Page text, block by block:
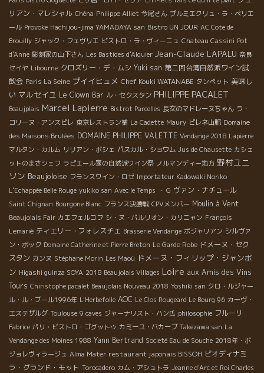
リアン・マレシャル Chéna Philippe Alliet 今尾さん プルミエクリュ・ラ・ペリエ
ール Provoke Hachijou-jima YAMADAYA san Bistro UN JOUR AC Cote de
Brouilly ジャック・フェヴリエ ビストロ・ラ・ヴィーニュ Chateau Cassini Pot
d'Anne 彫刻家の山下さん Les Bastides d'Alquier Jean-Claude LAPALU 奈良
セイヤ Libourne クロズリー・デ・ムシ Yuki san 第二回台湾自然派ワイン試
飲会 Paris La Seine プイイヒュメ Chef Kouki WATANABE タンペット 美味し
い マルセイユ Le Clown Bar ル・セクスタン PHILIPPE PACALET
Beaujplais Marcel Lapierre Bistrot Parcelles 長女のマドレーヌちゃん ラ・
コリーヌ・アンスピレ 東京レストラン業 La Cadette Maury ピレネ山脈 Domaine
des Maisons Brulées DOMAINE PHILIPPE VALETTE Vendange 2018 Lapierre
マルタン・カルム リリアン・ボシェ パスカル・ショワム Jus de Chausette カシェ
ットのまさシェフ ラピエール家の自然派ワイン祭 ノルマンディー地方 野村ユニ
ソン Beaujoloise フランスワイン・ロゼ Importateur Kadowaki Noriko
L'Echappée Belle Rouge yukiko san Avec le Temps ・ G ヴァン・ナチュール
Saint Chignan Bourgone Blanc フランス決勝戦 CPVメンバー Moulin à Vent
Beaujolais Fair カエフェルコフ シ・ヌ・パルリオン・カリニャン François
Lemarié ティエリー・フォレスチエ Brasserie Vendange ボジャリアン シルヴァ
ン・ボック Domaine Catherine et Pierre Breton Le Garde Robe ドメーヌ・セク
スタン カンヌ Stéphane Morin Les Maoù ドメーヌ・フィリップ・ジャンボ
ン Higashi guinza SOYA 2018 Beaujolais Villages Loire aux Amis des Vins
Tours Chiristophe pacalet Beaujolais Nouveau 2018 Yoshiki san クロ・ルジャー
ル・ル・ブール1996年 L'Herbefolle AOC Le Clos Rougeard Le Bourg 96 カーヴ・
エステザルグ Toulouse 9 caves ジャーナリスト・ハン氏 philosophie フルーリ
Fabrice パリ・ビストロ・ゴグットゥ カミーユ・バカーブ Takezawa san La
Vendange des Moines 1988 Yann Bertrand Societé Eau de Souche 2018年・ボ
ジョレヴィラージュ Alma Mater restaurant japonais BISSOH ビオディナミ
ラ・グランド・モット Torocadero カム・アシュトラ Jeanne d'Arc et Roi Charles